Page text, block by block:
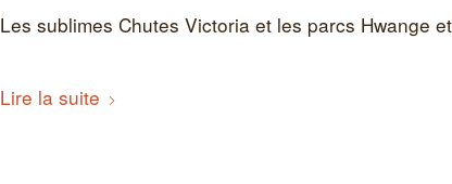
Les sublimes Chutes Victoria et les parcs Hwange
Lire la suite